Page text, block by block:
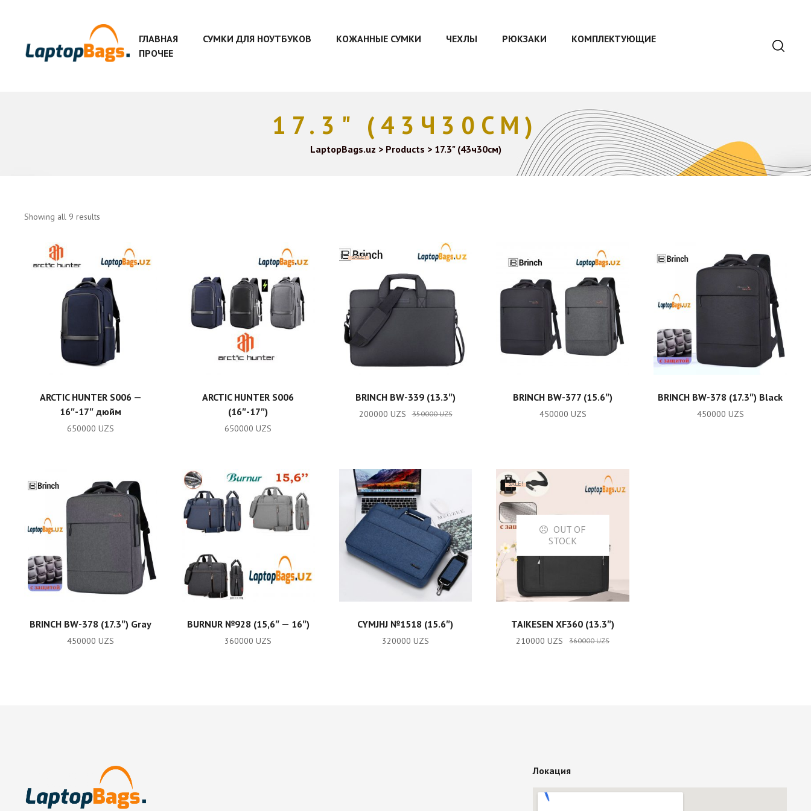
ГЛАВНАЯ СУМКИ ДЛЯ НОУТБУКОВ КОЖАННЫЕ СУМКИ ЧЕХЛЫ РЮКЗАКИ
КОМПЛЕКТУЮЩИЕ
ПРОЧЕЕ
LaptopBags.uz > Products > 17.3" (43ч30см)
17.3" (43Ч30СМ)
Showing all 9 results
ADD TO CART
ARCTIC HUNTER S006 —
16″-17″ дюйм
650000UZS
ADD TO CART
ARCTIC HUNTER S006
(16″-17″)
650000UZS
SALE!
ADD TO CART
BRINCH BW-339 (13.3″)
350000UZS
200000 UZS
ADD TO CART
BRINCH BW-377 (15.6″)
450000 UZS
ADD TO CART
BRINCH BW-378 (17.3″) Black
450000 UZS
ADD TO CART
BRINCH BW-378 (17.3″) Gray
450000UZS
ADD TO CART
BURNUR №928 (15,6″ — 16″)
360000UZS
ADD TO CART
CYMJHJ №1518 (15.6″)
320000 UZS
OUT OF
STOCK
SALE!
READ MORE
TAIKESEN XF360 (13.3″)
360000UZS
210000UZS
Локация